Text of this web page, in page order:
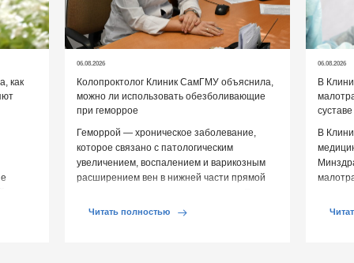
как
06.08.2026
Колопроктолог Клиник СамГМУ объяснила,
можно ли использовать обезболивающие
при геморрое
Геморрой — хроническое заболевание,
которое связано с патологическим
увеличением, воспалением и варикозным
расширением вен в нижней части прямой
обострении […]
Читать полностью
06.08.2026
В
суставе
В